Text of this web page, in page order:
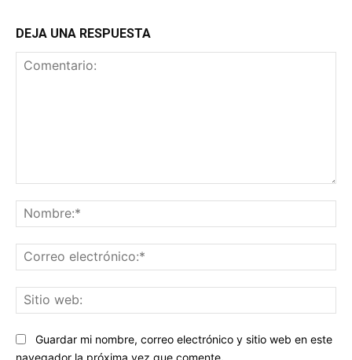
DEJA UNA RESPUESTA
Guardar mi nombre, correo electrónico y sitio web en este
navegador la próxima vez que comente.